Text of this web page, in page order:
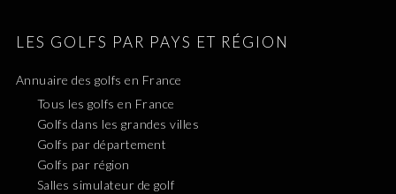
LES GOLFS PAR PAYS ET RÉGION
Annuaire des golfs en France
Tous les golfs en France
Golfs dans les grandes villes
Golfs par département
Golfs par région
Salles simulateur de golf